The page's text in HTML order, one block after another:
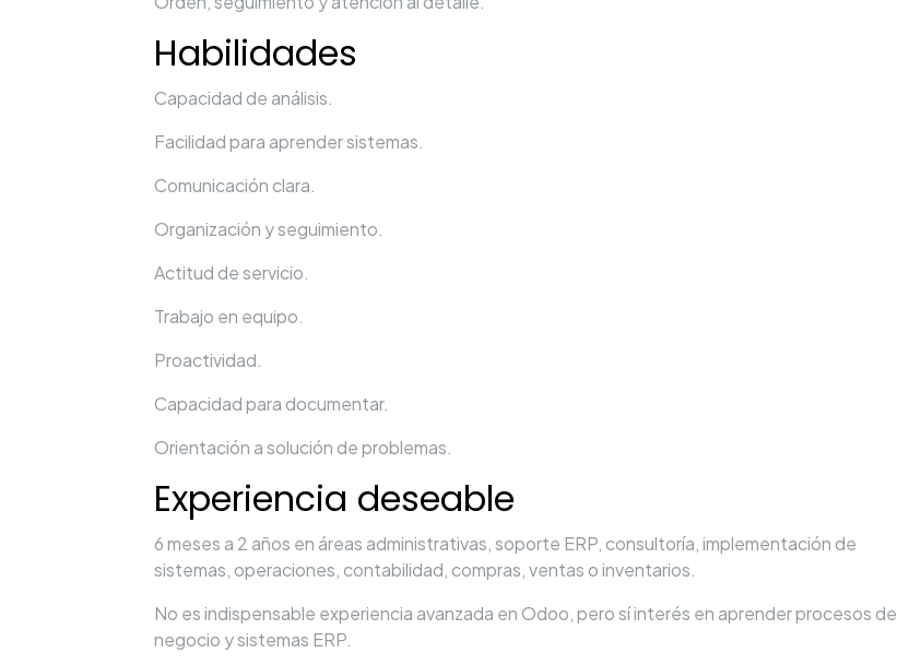
Habilidades
Capacidad de análisis.
Facilidad para aprender sistemas.
Comunicación clara.
Organización y seguimiento.
Actitud de servicio.
Trabajo en equipo.
Proactividad.
Capacidad para documentar.
Orientación a solución de problemas.
Experiencia deseable
6 meses a 2 años en áreas administrativas, soporte ERP, consultoría, implementación de
sistemas, operaciones, contabilidad, compras, ventas o inventarios.
No es indispensable experiencia avanzada en Odoo, pero sí interés en aprender procesos de
negocio y sistemas ERP.